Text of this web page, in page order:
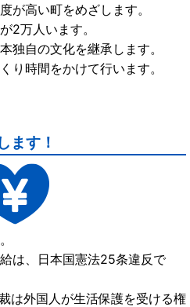
が高い町をめざします。
2万人います。
独自の文化を継承します。
り時間をかけて行います。
ます！
は、日本国憲法25条違反で
は外国人が生活保護を受ける権